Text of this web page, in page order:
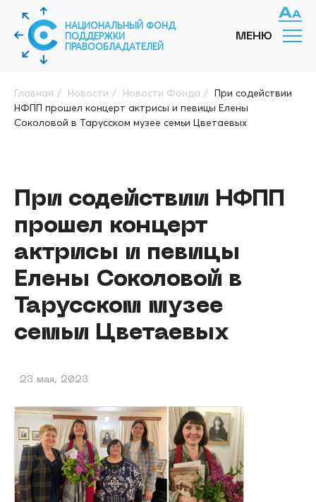
НАЦИОНАЛЬНЫЙ ФОНД
ПОДДЕРЖКИ
ПРАВООБЛАДАТЕЛЕЙ
МЕНЮ
Главная / Новости / Новости Фонда / При содействии
НФПП прошел концерт актрисы и певицы Елены
Соколовой в Тарусском музее семьи Цветаевых
При содействии НФПП
прошел концерт
актрисы и певицы
Елены Соколовой в
Тарусском музее
семьи Цветаевых
23 мая, 2023